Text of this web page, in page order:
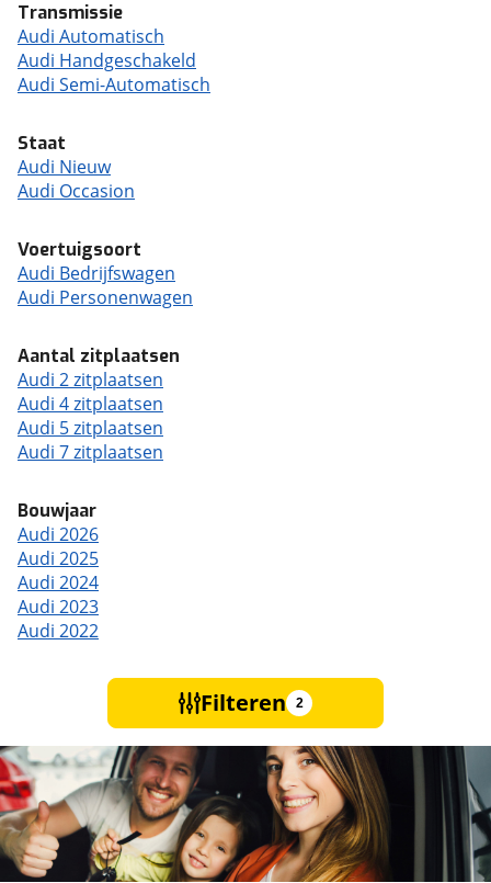
Transmissie
Audi Automatisch
Audi Handgeschakeld
Audi Semi-Automatisch
Staat
Audi Nieuw
Audi Occasion
Voertuigsoort
Audi Bedrijfswagen
Audi Personenwagen
Aantal zitplaatsen
Audi 2 zitplaatsen
Audi 4 zitplaatsen
Audi 5 zitplaatsen
Audi 7 zitplaatsen
Bouwjaar
Audi 2026
Audi 2025
Audi 2024
Audi 2023
Audi 2022
Filteren 2